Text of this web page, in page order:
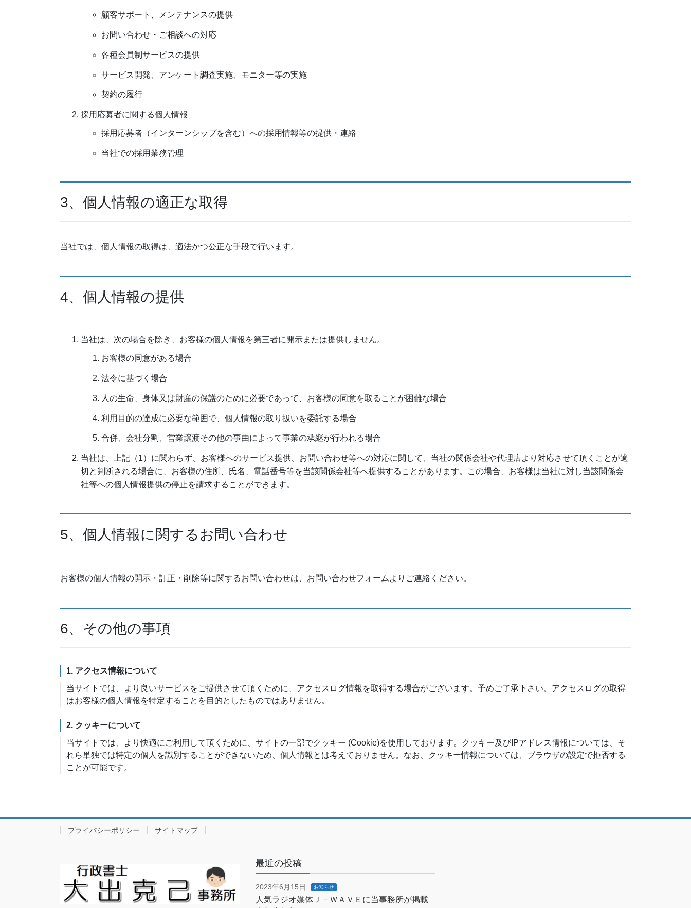
顧客サポート、メンテナンスの提供
お問い合わせ・ご相談への対応
各種会員制サービスの提供
サービス開発、アンケート調査実施、モニター等の実施
契約の履行
採用応募者に関する個人情報
採用応募者（インターンシップを含む）への採用情報等の提供・連絡
当社での採用業務管理
3、個人情報の適正な取得
当社では、個人情報の取得は、適法かつ公正な手段で行います。
4、個人情報の提供
当社は、次の場合を除き、お客様の個人情報を第三者に開示または提供しません。
お客様の同意がある場合
法令に基づく場合
人の生命、身体又は財産の保護のために必要であって、お客様の同意を取ることが困難な場合
利用目的の達成に必要な範囲で、個人情報の取り扱いを委託する場合
合併、会社分割、営業譲渡その他の事由によって事業の承継が行われる場合
当社は、上記（1）に関わらず、お客様へのサービス提供、お問い合わせ等への対応に関して、当社の関係会社や代理店より対応させて頂くことが適
切と判断される場合に、お客様の住所、氏名、電話番号等を当該関係会社等へ提供することがあります。この場合、お客様は当社に対し当該関係会
社等への個人情報提供の停止を請求することができます。
5、個人情報に関するお問い合わせ
お客様の個人情報の開示・訂正・削除等に関するお問い合わせは、お問い合わせフォームよりご連絡ください。
6、その他の事項
1. アクセス情報について
当サイトでは、より良いサービスをご提供させて頂くために、アクセスログ情報を取得する場合がございます。予めご了承下さい。アクセスログの取得
はお客様の個人情報を特定することを目的としたものではありません。
2. クッキーについて
当サイトでは、より快適にご利用して頂くために、サイトの一部でクッキー (Cookie)を使用しております。クッキー及びIPアドレス情報については、そ
れら単独では特定の個人を識別することができないため、個人情報とは考えておりません。なお、クッキー情報については、ブラウザの設定で拒否する
ことが可能です。
プライバシーポリシー サイトマップ
最近の投稿
2023年6月15日 お知らせ
人気ラジオ媒体Ｊ－ＷＡＶＥに当事務所が掲載